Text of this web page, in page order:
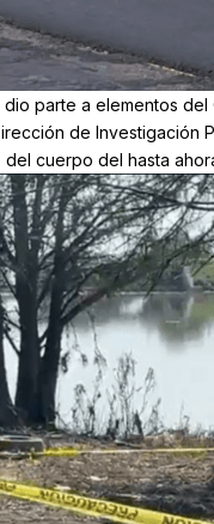
parte a elementos
de Investigación
cuerpo del hasta